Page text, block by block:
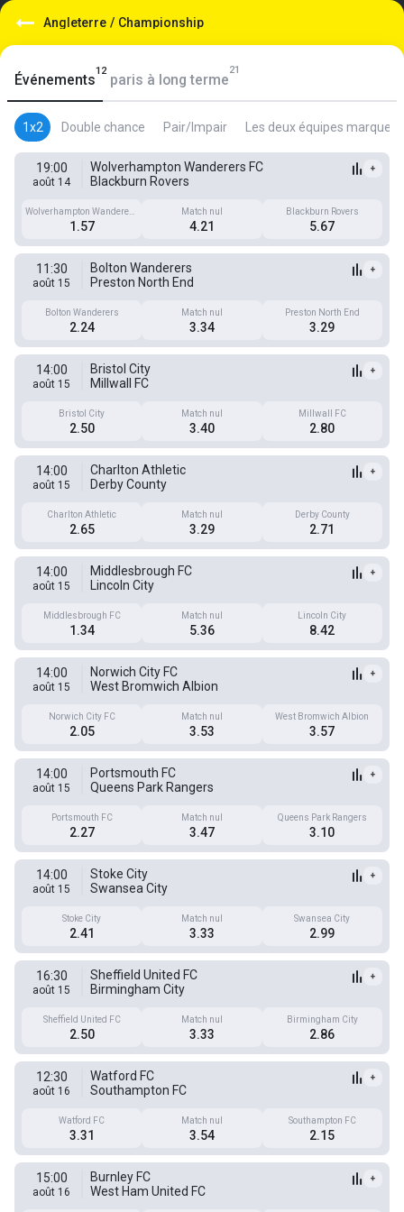
Angleterre / Championship
Événements
12
paris à long terme
21
1x2 Double chance Pair/Impair Les deux équipes marquent
19:00
août 14
Wolverhampton Wanderers FC
Blackburn Rovers
+
Wolverhampton Wanderers
FC
1.57
Match nul
4.21
Blackburn Rovers
5.67
11:30
août 15
Bolton Wanderers
Preston North End
+
Bolton Wanderers
2.24
Match nul
3.34
Preston North End
3.29
14:00
août 15
Bristol City
Millwall FC
+
Bristol City
2.50
Match nul
3.40
Millwall FC
2.80
14:00
août 15
Charlton Athletic
Derby County
+
Charlton Athletic
2.65
Match nul
3.29
Derby County
2.71
14:00
août 15
Middlesbrough FC
Lincoln City
+
Middlesbrough FC
1.34
Match nul
5.36
Lincoln City
8.42
14:00
août 15
Norwich City FC
West Bromwich Albion
+
Norwich City FC
2.05
Match nul
3.53
West Bromwich Albion
3.57
14:00
août 15
Portsmouth FC
Queens Park Rangers
+
Portsmouth FC
2.27
Match nul
3.47
Queens Park Rangers
3.10
14:00
août 15
Stoke City
Swansea City
+
Stoke City
2.41
Match nul
3.33
Swansea City
2.99
16:30
août 15
Sheffield United FC
Birmingham City
+
Sheffield United FC
2.50
Match nul
3.33
Birmingham City
2.86
12:30
août 16
Watford FC
Southampton FC
+
Watford FC
3.31
Match nul
3.54
Southampton FC
2.15
15:00
août 16
Burnley FC
West Ham United FC
+